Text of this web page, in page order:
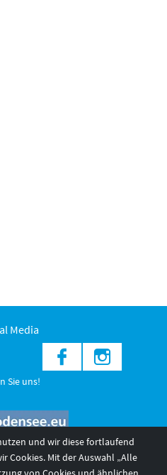
Media
Sie uns!
und wir diese fortlaufend
Cookies. Mit der Auswahl „Alle